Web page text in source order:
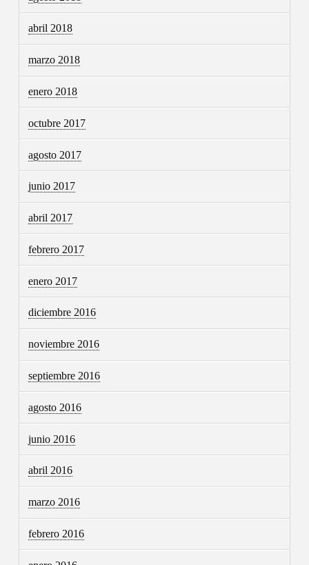
abril 2018
marzo 2018
enero 2018
octubre 2017
agosto 2017
junio 2017
abril 2017
febrero 2017
enero 2017
diciembre 2016
noviembre 2016
septiembre 2016
agosto 2016
junio 2016
abril 2016
marzo 2016
febrero 2016